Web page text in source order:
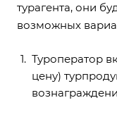
турагента, они
возможных
Туроператор
цену)